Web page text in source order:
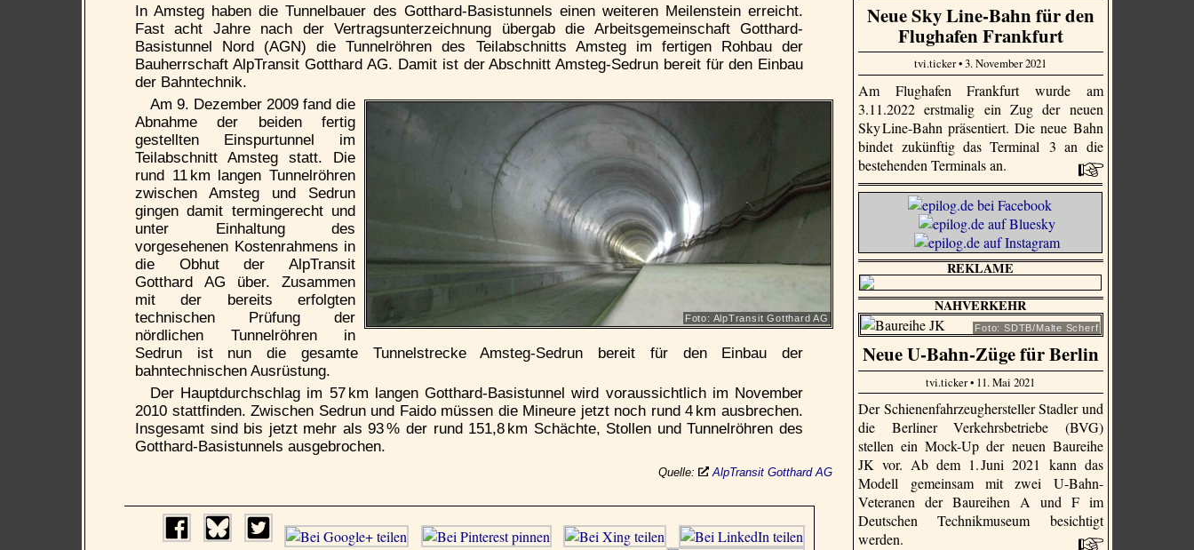
In Amsteg haben die Tunnelbauer des Gotthard-Basistunnels einen weiteren Meilenstein erreicht.
Fast acht Jahre nach der Vertragsunterzeichnung übergab die Arbeitsgemeinschaft Gotthard-
Basistunnel Nord (AGN) die Tunnelröhren des Teilabschnitts Amsteg im fertigen Rohbau der
Bauherrschaft AlpTransit Gotthard AG. Damit ist der Abschnitt Amsteg-Sedrun bereit für den Einbau
der Bahntechnik.
Foto: AlpTransit Gotthard AG
Am 9. Dezember 2009 fand die
Abnahme der beiden fertig
gestellten Einspurtunnel im
Teilabschnitt Amsteg statt. Die
rund 11 km langen Tunnelröhren
zwischen Amsteg und Sedrun
gingen damit termingerecht und
unter Einhaltung des
vorgesehenen Kostenrahmens in
die Obhut der AlpTransit
Gotthard AG über. Zusammen
mit der bereits erfolgten
technischen Prüfung der
nördlichen Tunnelröhren in
Sedrun ist nun die gesamte Tunnelstrecke Amsteg-Sedrun bereit für den Einbau der
bahntechnischen Ausrüstung.
Der Hauptdurchschlag im 57 km langen Gotthard-Basistunnel wird voraussichtlich im November
2010 stattfinden. Zwischen Sedrun und Faido müssen die Mineure jetzt noch rund 4 km ausbrechen.
Insgesamt sind bis jetzt mehr als 93 % der rund 151,8 km Schächte, Stollen und Tunnelröhren des
Gotthard-Basistunnels ausgebrochen.
Quelle: AlpTransit Gotthard AG
Neue Sky Line-Bahn für den
Flughafen Frankfurt
tvi.ticker • 3. November 2021
Am Flughafen Frankfurt wurde am
3.11.2022 erstmalig ein Zug der neuen
Sky Line-Bahn präsentiert. Die neue Bahn
bindet zukünftig das Terminal 3 an die
bestehenden Terminals an.
REKLAME
NAHVERKEHR
Foto: SDTB/Malte Scherf
Neue U-Bahn-Züge für Berlin
tvi.ticker • 11. Mai 2021
Der Schienenfahrzeughersteller Stadler und
die Berliner Verkehrsbetriebe (BVG)
stellen ein Mock-Up der neuen Baureihe
JK vor. Ab dem 1. Juni 2021 kann das
Modell gemeinsam mit zwei U-Bahn-
Veteranen der Baureihen A und F im
Deutschen Technikmuseum besichtigt
werden.